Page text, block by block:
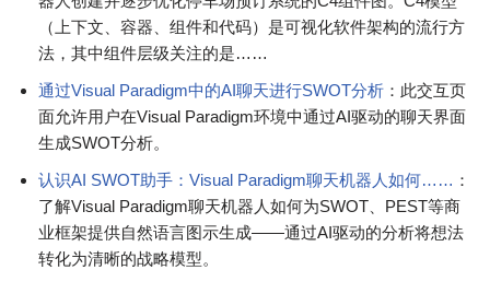
（上下文、容器、组件和代码）是可视化软件架构的流行方
法，其中组件层级关注的是……
通过Visual Paradigm中的AI聊天进行SWOT分析 ：此交互页
面允许用户在Visual Paradigm环境中通过AI驱动的聊天界面
生成SWOT分析。
认识AI SWOT助手：Visual Paradigm聊天机器人如何…… ：
了解Visual Paradigm聊天机器人如何为SWOT、PEST等商
业框架提供自然语言图示生成——通过AI驱动的分析将想法
转化为清晰的战略模型。